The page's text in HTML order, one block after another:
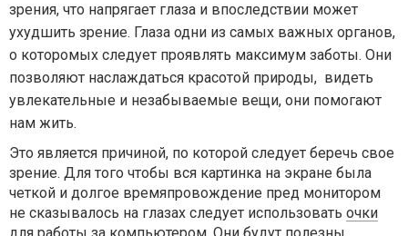
зрения, что напрягает глаза и впоследствии может
ухудшить зрение. Глаза одни из самых важных органов,
о которомых следует проявлять максимум заботы. Они
позволяют наслаждаться красотой природы, видеть
увлекательные и незабываемые вещи, они помогают
нам жить.
Это является причиной, по которой следует беречь свое
зрение. Для того чтобы вся картинка на экране была
четкой и долгое времяпровождение пред монитором
не сказывалось на глазах следует использовать очки